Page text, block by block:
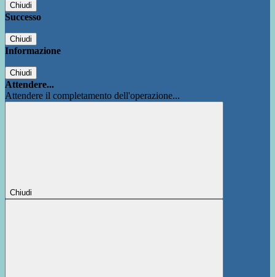
Chiudi
Successo
Chiudi
Informazione
Chiudi
Attendere...
Attendere il completamento dell'operazione...
Chiudi